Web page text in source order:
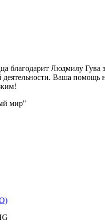
благодарит Людмилу
Ваша помощь
мир"